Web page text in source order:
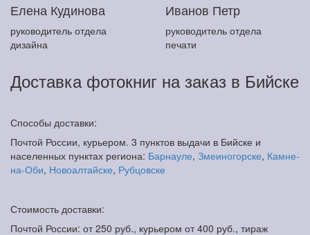
Елена Кудинова
руководитель отдела
дизайна
Иванов Петр
руководитель отдела
печати
Доставка фотокниг на заказ в Бийске
Способы доставки:
Почтой России, курьером. 3 пунктов выдачи в Бийске и
населенных пунктах региона: Барнауле, Змеиногорске, Камне-
на-Оби, Новоалтайске, Рубцовске
Стоимость доставки:
Почтой России: от 250 руб., курьером от 400 руб., тираж